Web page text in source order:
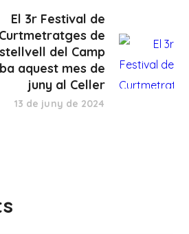
El 3r Festival de
Curtmetratges de
del Camp
aquest mes de
juny al Celler
13 de juny de 2024